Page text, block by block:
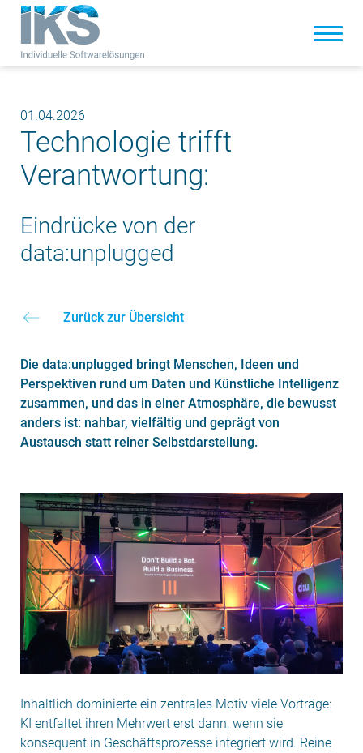
01.04.2026
Technologie trifft
Verantwortung:
Eindrücke von der
data:unplugged
Zurück zur Übersicht
Die data:unplugged bringt Menschen, Ideen und
Perspektiven rund um Daten und Künstliche Intelligenz
zusammen, und das in einer Atmosphäre, die bewusst
anders ist: nahbar, vielfältig und geprägt von
Austausch statt reiner Selbstdarstellung.
Inhaltlich dominierte ein zentrales Motiv viele Vorträge:
KI entfaltet ihren Mehrwert erst dann, wenn sie
konsequent in Geschäftsprozesse integriert wird. Reine